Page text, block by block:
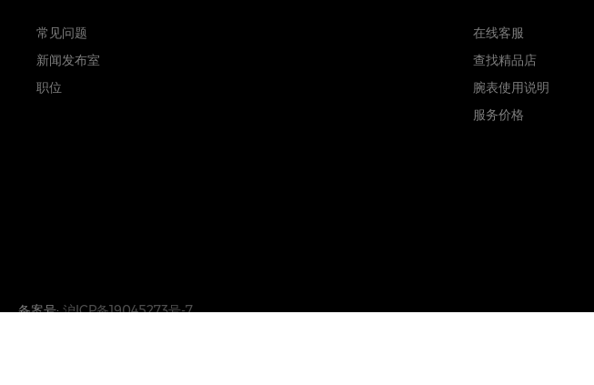
常见问题
新闻发布室
职位
在线客服
查找精品店
腕表使用说明
服务价格
备案号:沪ICP备19045273号-7